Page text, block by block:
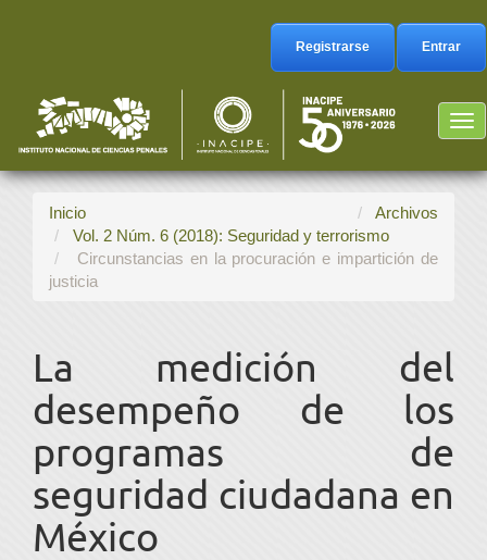
Barra
lateral
Registrarse Entrar
Inicio
Archivos
Vol. 2 Núm. 6 (2018): Seguridad y terrorismo
Circunstancias en la procuración e impartición de
justicia
La medición del
desempeño de los
programas de
seguridad ciudadana en
México